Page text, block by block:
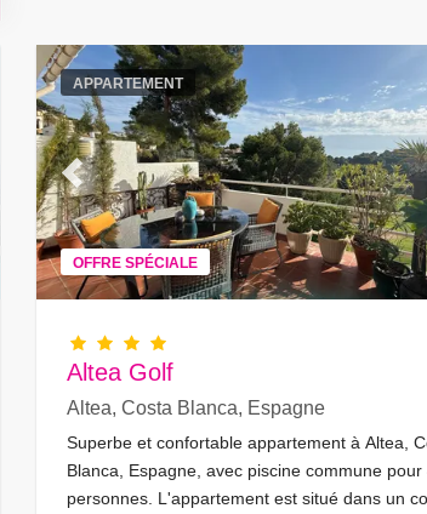
APPARTEMENT
OFFRE SPÉCIALE
Previous
Altea Golf
Altea, Costa Blanca, Espagne
Superbe et confortable appartement à Altea,
Blanca, Espagne, avec piscine commune pour
personnes. L'appartement est situé dans un